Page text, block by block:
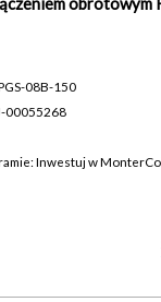
08B-150
00055268
Inwestuj w